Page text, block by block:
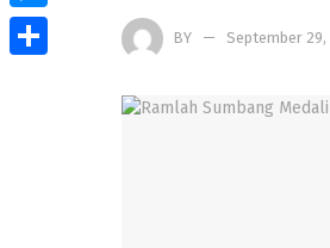
BY September 29,
Messenger